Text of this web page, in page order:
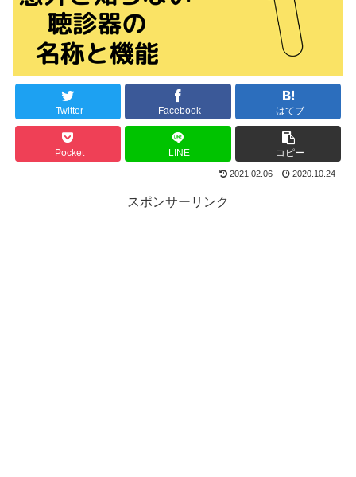
Twitter Facebook はてブ
Pocket LINE コピー
2021.02.06 2020.10.24
スポンサーリンク